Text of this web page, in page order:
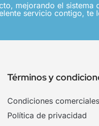
mejorando el sistema
servicio contigo, te
Términos y
Condiciones
Política de privacidad